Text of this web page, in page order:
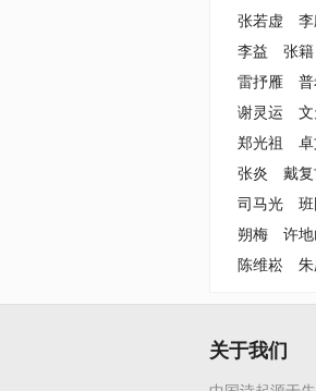
张若虚
李
李益
张籍
雷抒雁
谢灵运
郑光祖
张炎
戴
司马光
班
朔梅
许地
陈维崧
关于我们